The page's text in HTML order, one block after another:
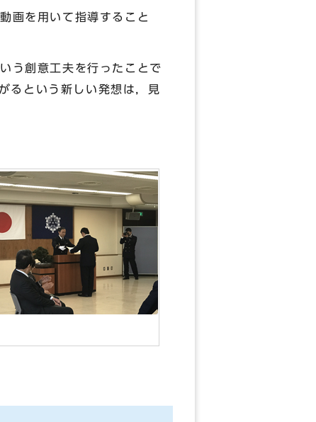
画を用いて指導すること
う創意工夫を行ったことで
るという新しい発想は，見